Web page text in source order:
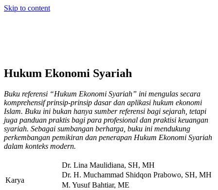
Skip to content
Hukum Ekonomi Syariah
Buku referensi “Hukum Ekonomi Syariah” ini mengulas secara
komprehensif prinsip-prinsip dasar dan aplikasi hukum ekonomi
Islam. Buku ini bukan hanya sumber referensi bagi sejarah, tetapi
juga panduan praktis bagi para profesional dan praktisi keuangan
syariah. Sebagai sumbangan berharga, buku ini mendukung
perkembangan pemikiran dan penerapan Hukum Ekonomi Syariah
dalam konteks modern.
Karya
Dr. Lina Maulidiana, SH, MH
Dr. H. Muchammad Shidqon Prabowo, SH, MH
M. Yusuf Bahtiar, ME